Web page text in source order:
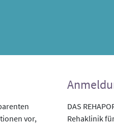
vor,
DAS
Rehaklinik